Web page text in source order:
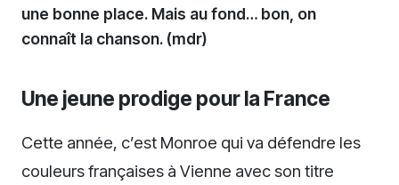
une bonne place. Mais au fond… bon, on
connaît la chanson. (mdr)
Une jeune prodige pour la France
Cette année, c’est Monroe qui va défendre les
couleurs françaises à Vienne avec son titre